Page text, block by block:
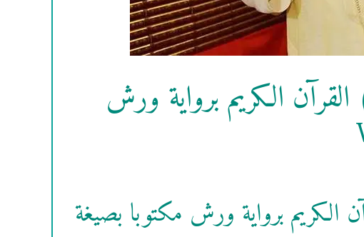
الكريم برواية ورش
برواية ورش مكتوبا بصيغة